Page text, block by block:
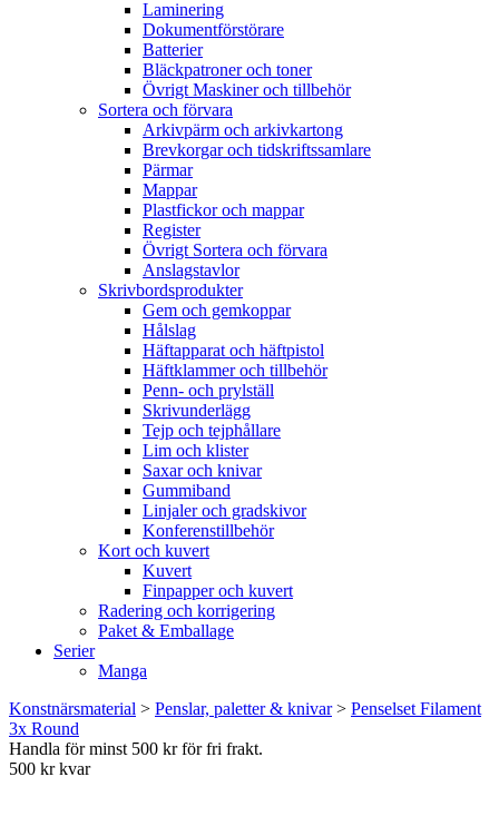
Laminering
Dokumentförstörare
Batterier
Bläckpatroner och toner
Övrigt Maskiner och tillbehör
Sortera och förvara
Arkivpärm och arkivkartong
Brevkorgar och tidskriftssamlare
Pärmar
Mappar
Plastfickor och mappar
Register
Övrigt Sortera och förvara
Anslagstavlor
Skrivbordsprodukter
Gem och gemkoppar
Hålslag
Häftapparat och häftpistol
Häftklammer och tillbehör
Penn- och prylställ
Skrivunderlägg
Tejp och tejphållare
Lim och klister
Saxar och knivar
Gummiband
Linjaler och gradskivor
Konferenstillbehör
Kort och kuvert
Kuvert
Finpapper och kuvert
Radering och korrigering
Paket & Emballage
Serier
Manga
Konstnärsmaterial > Penslar, paletter & knivar> Penselset Filament
3x Round
Handla för minst 500 kr för fri frakt.
500 kr kvar